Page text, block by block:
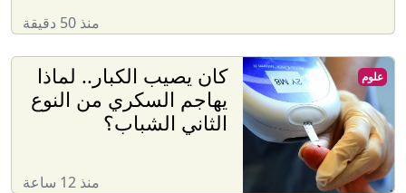
منذ 50 دقيقة
كان يصيب الكبار.. لماذا
يهاجم السكري من النوع
الثاني الشباب؟
منذ 12 ساعة
علوم